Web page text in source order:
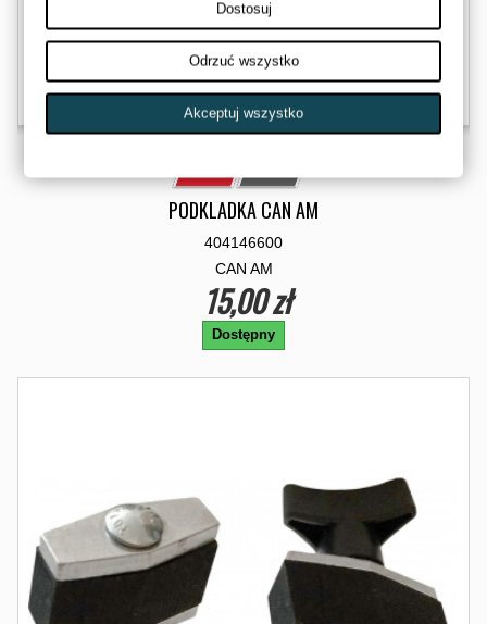
PODKLADKA CAN AM
404146600
CAN AM
15,00 zł
Dostępny
Dostosuj
Odrzuć wszystko
Akceptuj wszystko